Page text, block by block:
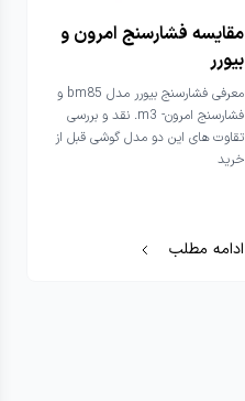
مقایسه فشارسنج امرون و
بیورر
معرفی فشارسنج بیورر مدل bm85 و
فشارسنج امرون- m3. نقد و بررسی
تقاوت های این دو مدل گوشی قبل از
خرید
ادامه مطلب